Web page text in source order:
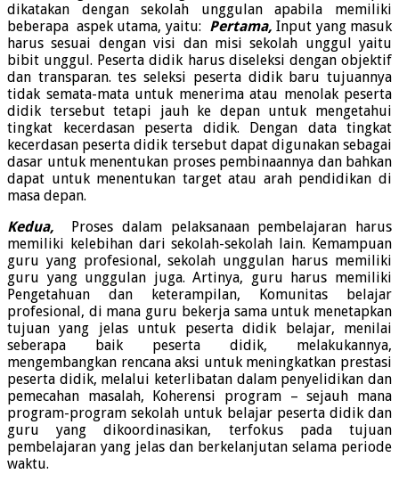
dikatakan dengan sekolah unggulan apabila memiliki
beberapa aspek utama, yaitu: Pertama, Input yang masuk
harus sesuai dengan visi dan misi sekolah unggul yaitu
bibit unggul. Peserta didik harus diseleksi dengan objektif
dan transparan. tes seleksi peserta didik baru tujuannya
tidak semata-mata untuk menerima atau menolak peserta
didik tersebut tetapi jauh ke depan untuk mengetahui
tingkat kecerdasan peserta didik. Dengan data tingkat
kecerdasan peserta didik tersebut dapat digunakan sebagai
dasar untuk menentukan proses pembinaannya dan bahkan
dapat untuk menentukan target atau arah pendidikan di
masa depan.
Kedua,
Proses dalam pelaksanaan pembelajaran harus
memiliki kelebihan dari sekolah-sekolah lain. Kemampuan
guru yang profesional, sekolah unggulan harus memiliki
guru yang unggulan juga. Artinya, guru harus memiliki
Pengetahuan dan keterampilan, Komunitas belajar
profesional, di mana guru bekerja sama untuk menetapkan
tujuan yang jelas untuk peserta didik belajar, menilai
seberapa baik peserta didik, melakukannya,
mengembangkan rencana aksi untuk meningkatkan prestasi
peserta didik, melalui keterlibatan dalam penyelidikan dan
pemecahan masalah, Koherensi program – sejauh mana
program-program sekolah untuk belajar peserta didik dan
guru yang dikoordinasikan, terfokus pada tujuan
pembelajaran yang jelas dan berkelanjutan selama periode
waktu.